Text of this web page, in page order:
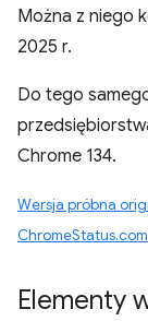
Można z niego
2025 r.
Do tego
Chrome 134.
Wersja próbna
ChromeStatus.com
Elementy